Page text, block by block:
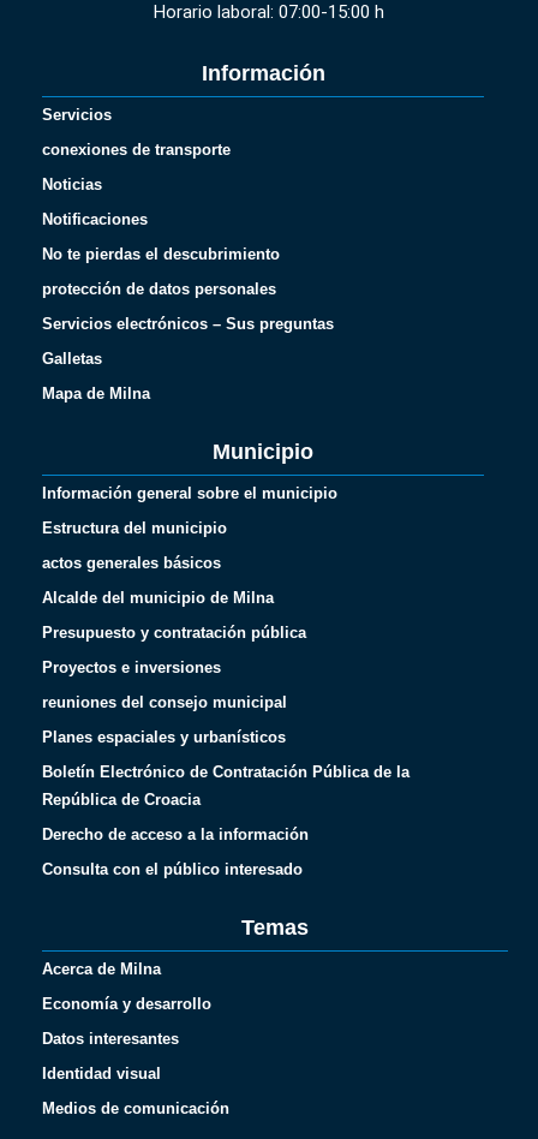
Horario laboral: 07:00-15:00 h
Información
Servicios
conexiones de transporte
Noticias
Notificaciones
No te pierdas el descubrimiento
protección de datos personales
Servicios electrónicos – Sus preguntas
Galletas
Mapa de Milna
Municipio
Información general sobre el municipio
Estructura del municipio
actos generales básicos
Alcalde del municipio de Milna
Presupuesto y contratación pública
Proyectos e inversiones
reuniones del consejo municipal
Planes espaciales y urbanísticos
Boletín Electrónico de Contratación Pública de la
República de Croacia
Derecho de acceso a la información
Consulta con el público interesado
Temas
Acerca de Milna
Economía y desarrollo
Datos interesantes
Identidad visual
Medios de comunicación